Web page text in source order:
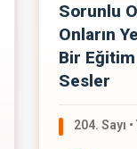
Sorunlu
Onların
Bir Eğitim
Sesler
204. Sayı